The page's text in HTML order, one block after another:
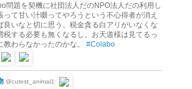
問題を契機に社団法人だのNPO法人だの利用し
って甘い汁啜ってやろうという不心得者が消え
良いなと切に思う。税金貪る白アリがいなくな
税する必要も無くなるし。お天道様は見てるっ
教わらなかったのかな。 #Colabo
@cutest_animal1